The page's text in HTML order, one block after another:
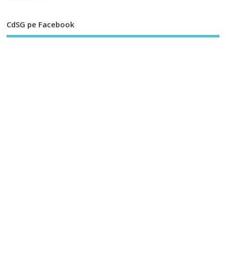
CdSG pe Facebook